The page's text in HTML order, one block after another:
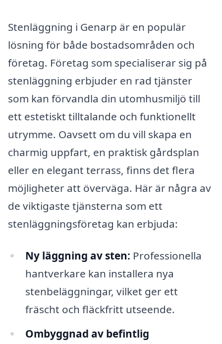
Stenläggning i Genarp är en populär
lösning för både bostadsområden och
företag. Företag som specialiserar sig på
stenläggning erbjuder en rad tjänster
som kan förvandla din utomhusmiljö till
ett estetiskt tilltalande och funktionellt
utrymme. Oavsett om du vill skapa en
charmig uppfart, en praktisk gårdsplan
eller en elegant terrass, finns det flera
möjligheter att överväga. Här är några av
de viktigaste tjänsterna som ett
stenläggningsföretag kan erbjuda:
Ny läggning av sten: Professionella
hantverkare kan installera nya
stenbeläggningar, vilket ger ett
fräscht och fläckfritt utseende.
Ombyggnad av befintlig